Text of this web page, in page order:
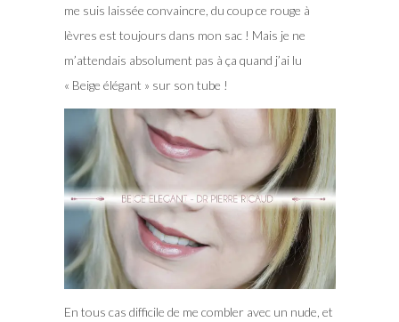
me suis laissée convaincre, du coup ce rouge à
lèvres est toujours dans mon sac ! Mais je ne
m’attendais absolument pas à ça quand j’ai lu
« Beige élégant » sur son tube !
En tous cas difficile de me combler avec un nude, et